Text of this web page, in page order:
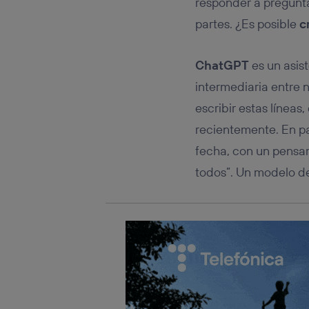
partes. ¿Es posible
ChatGPT es un
intermediaria entre
escribir estas
recientemente. En
fecha, con un
todos”. Un modelo
Si
Puedes
inferior
Para